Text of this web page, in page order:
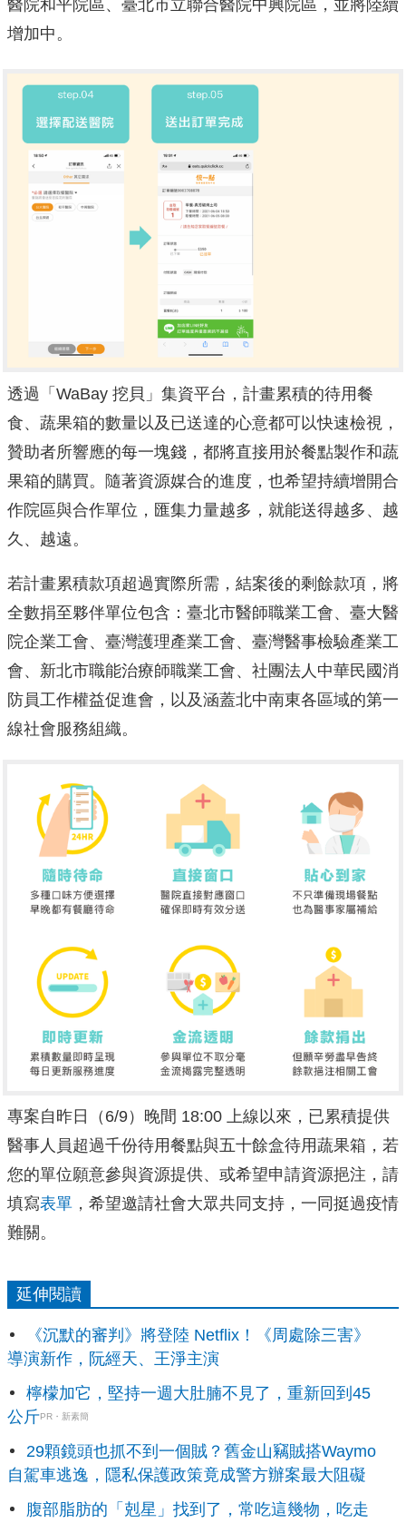
醫院和平院區、臺北市立聯合醫院中興院區，並將陸續
增加中。
透過「WaBay 挖貝」集資平台，計畫累積的待用餐
食、蔬果箱的數量以及已送達的心意都可以快速檢視，
贊助者所響應的每一塊錢，都將直接用於餐點製作和蔬
果箱的購買。隨著資源媒合的進度，也希望持續增開合
作院區與合作單位，匯集力量越多，就能送得越多、越
久、越遠。
若計畫累積款項超過實際所需，結案後的剩餘款項，將
全數捐至夥伴單位包含：臺北市醫師職業工會、臺大醫
院企業工會、臺灣護理產業工會、臺灣醫事檢驗產業工
會、新北市職能治療師職業工會、社團法人中華民國消
防員工作權益促進會，以及涵蓋北中南東各區域的第一
線社會服務組織。
專案自昨日（6/9）晚間 18:00 上線以來，已累積提供
醫事人員超過千份待用餐點與五十餘盒待用蔬果箱，若
您的單位願意參與資源提供、或希望申請資源挹注，請
填寫表單 ，希望邀請社會大眾共同支持，一同挺過疫情
難關。
延伸閱讀
《沉默的審判》將登陸 Netflix！《周處除三害》
導演新作，阮經天、王淨主演
檸檬加它，堅持一週大肚腩不見了，重新回到45
公斤PR・新素簡
29顆鏡頭也抓不到一個賊？舊金山竊賊搭Waymo
自駕車逃逸，隱私保護政策竟成警方辦案最大阻礙
腹部脂肪的「剋星」找到了，常吃這幾物，吃走